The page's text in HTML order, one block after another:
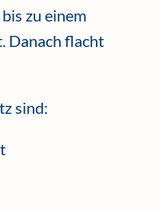
zu einem
Danach flacht
sind: